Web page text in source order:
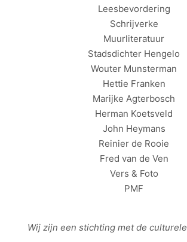
Leesbevordering
Schrijverke
Muurliteratuur
Stadsdichter Hengelo
Wouter Munsterman
Hettie Franken
Marijke Agterbosch
Herman Koetsveld
John Heymans
Reinier de Rooie
Fred van de Ven
Vers & Foto
PMF
Wij zijn een stichting met de culturele